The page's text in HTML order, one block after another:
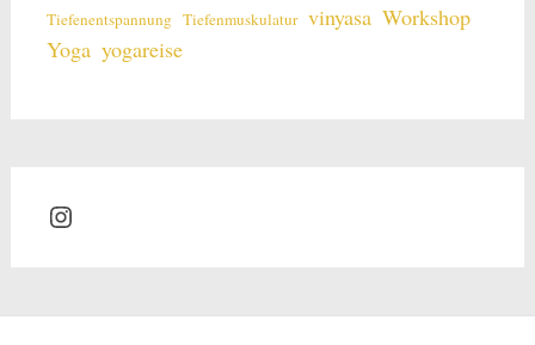
Tiefenentspannung Tiefenmuskulatur vinyasa Workshop
Yoga yogareise
Instagram